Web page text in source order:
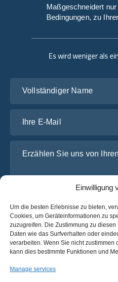
Einwilligung
Um die besten Erlebnisse zu bieten,
Cookies, um Geräteinformationen zu
zuzugreifen. Die Zustimmung zu
Daten wie das Surfverhalten oder
verarbeiten. Wenn Sie nicht zustimmen
kann dies bestimmte Funktionen und
Manage services
Es wird weniger als
Ich habe dieDatenschutz-
Maßgeschneidert
Bedingungen, zu